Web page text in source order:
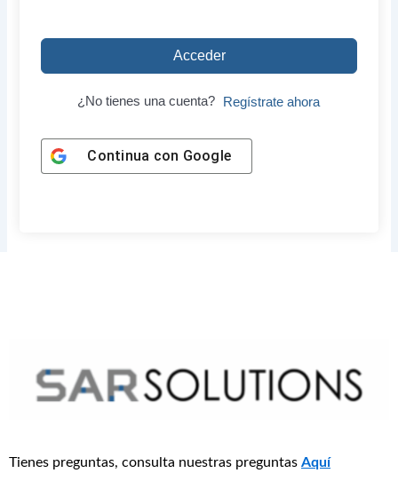
Acceder
¿No tienes una cuenta? Regístrate ahora
Continua con Google
Tienes preguntas, consulta nuestras preguntas Aquí